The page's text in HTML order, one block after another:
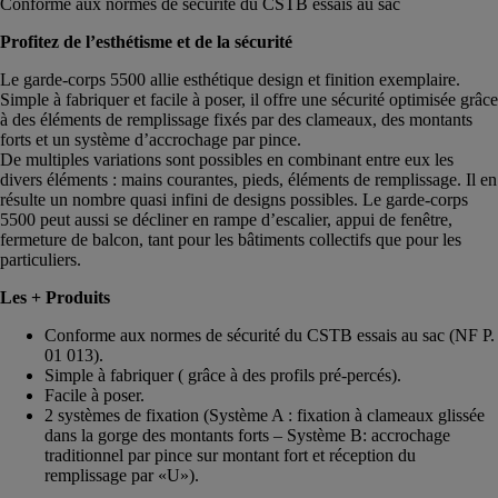
Profitez de l’esthétisme et de la sécurité
Le garde-corps 5500 allie esthétique design et finition exemplaire.
Simple à fabriquer et facile à poser, il offre une sécurité optimisée grâce
à des éléments de remplissage fixés par des clameaux, des montants
forts et un système d’accrochage par pince.
De multiples variations sont possibles en combinant entre eux les
divers éléments : mains courantes, pieds, éléments de remplissage. Il en
résulte un nombre quasi infini de designs possibles. Le garde-corps
5500 peut aussi se décliner en rampe d’escalier, appui de fenêtre,
fermeture de balcon, tant pour les bâtiments collectifs que pour les
particuliers.
Les + Produits
Conforme aux normes de sécurité du CSTB essais au sac (NF P.
01 013).
Simple à fabriquer ( grâce à des profils pré-percés).
Facile à poser.
2 systèmes de fixation (Système A : fixation à clameaux glissée
dans la gorge des montants forts – Système B: accrochage
traditionnel par pince sur montant fort et réception du
remplissage par «U»).